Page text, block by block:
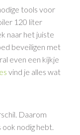
tools voor
120 liter
naar het juiste
beveiligen met
even een kijkje
vind je alles wat
Daarom
ook nodig hebt.